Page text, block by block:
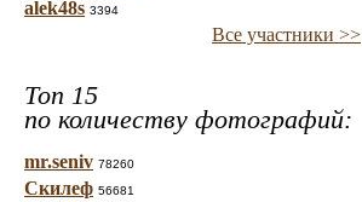
alek48s 3394
Все участники >>
Топ 15
по количеству фотографий:
mr.seniv 78260
Скилеф 56681